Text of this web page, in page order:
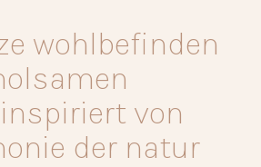
wohlbefinden
von
der natur